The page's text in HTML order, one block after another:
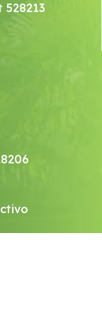
528213